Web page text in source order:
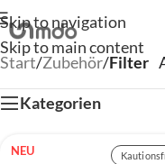
Skip to navigation
Skip to main content
Start/Zubehör/Filter
Kategorien
NEU